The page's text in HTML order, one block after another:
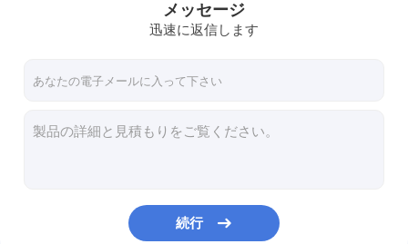
重い装置の配線用ハーネス
トラックの配線用ハーネス
ホーム・アプライアンスの配線用ハーネス
メッセージ
迅速に返信します
続行